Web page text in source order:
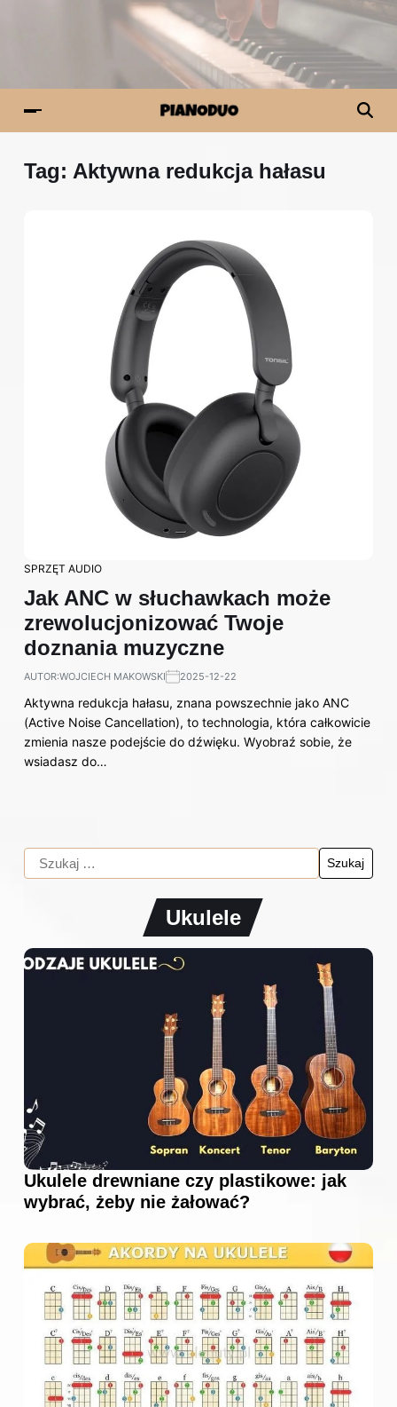
Tag: Aktywna redukcja hałasu
SPRZĘT AUDIO
Jak ANC w słuchawkach może
zrewolucjonizować Twoje
doznania muzyczne
AUTOR:WOJCIECH MAKOWSKI 2025-12-22
Aktywna redukcja hałasu, znana powszechnie jako ANC
(Active Noise Cancellation), to technologia, która całkowicie
zmienia nasze podejście do dźwięku. Wyobraź sobie, że
wsiadasz do…
Ukulele
Ukulele drewniane czy plastikowe: jak
wybrać, żeby nie żałować?